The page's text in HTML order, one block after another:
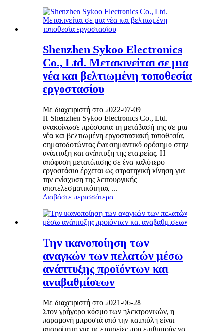
Shenzhen Sykoo Electronics
Co., Ltd. Μετακινείται σε μια
νέα και βελτιωμένη τοποθεσία
εργοστασίου
Με διαχειριστή στο 2022-07-09
Η Shenzhen Sykoo Electronics Co., Ltd.
ανακοίνωσε πρόσφατα τη μετάβασή της σε μια
νέα και βελτιωμένη εργοστασιακή τοποθεσία,
σηματοδοτώντας ένα σημαντικό ορόσημο στην
ανάπτυξη και ανάπτυξη της εταιρείας. Η
απόφαση μετατόπισης σε ένα καλύτερο
εργοστάσιο έρχεται ως στρατηγική κίνηση για
την ενίσχυση της λειτουργικής
αποτελεσματικότητας ...
Διαβάστε περισσότερα
Την ικανοποίηση των
αναγκών των πελατών μέσω
ανάπτυξης προϊόντων και
αναβαθμίσεων
Με διαχειριστή στο 2021-06-28
Στον γρήγορο κόσμο των ηλεκτρονικών, η
παραμονή μπροστά από την καμπύλη είναι
απαραίτητη για τις εταιρείες που επιθυμούν να